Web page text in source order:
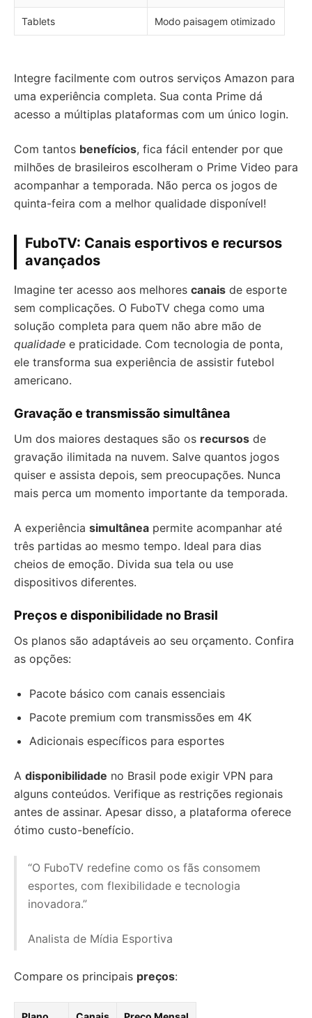
Tablets Modo paisagem otimizado
Integre facilmente com outros serviços Amazon para
uma experiência completa. Sua conta Prime dá
acesso a múltiplas plataformas com um único login.
Com tantos benefícios, fica fácil entender por que
milhões de brasileiros escolheram o Prime Video para
acompanhar a temporada. Não perca os jogos de
quinta-feira com a melhor qualidade disponível!
FuboTV: Canais esportivos e recursos
avançados
Imagine ter acesso aos melhores canais de esporte
sem complicações. O FuboTV chega como uma
solução completa para quem não abre mão de
qualidade e praticidade. Com tecnologia de ponta,
ele transforma sua experiência de assistir futebol
americano.
Gravação e transmissão simultânea
Um dos maiores destaques são os recursos de
gravação ilimitada na nuvem. Salve quantos jogos
quiser e assista depois, sem preocupações. Nunca
mais perca um momento importante da temporada.
A experiência simultânea permite acompanhar até
três partidas ao mesmo tempo. Ideal para dias
cheios de emoção. Divida sua tela ou use
dispositivos diferentes.
Preços e disponibilidade no Brasil
Os planos são adaptáveis ao seu orçamento. Confira
as opções:
Pacote básico com canais essenciais
Pacote premium com transmissões em 4K
Adicionais específicos para esportes
A disponibilidade no Brasil pode exigir VPN para
alguns conteúdos. Verifique as restrições regionais
antes de assinar. Apesar disso, a plataforma oferece
ótimo custo-benefício.
“O FuboTV redefine como os fãs consomem
esportes, com flexibilidade e tecnologia
inovadora.”
Analista de Mídia Esportiva
Compare os principais preços: